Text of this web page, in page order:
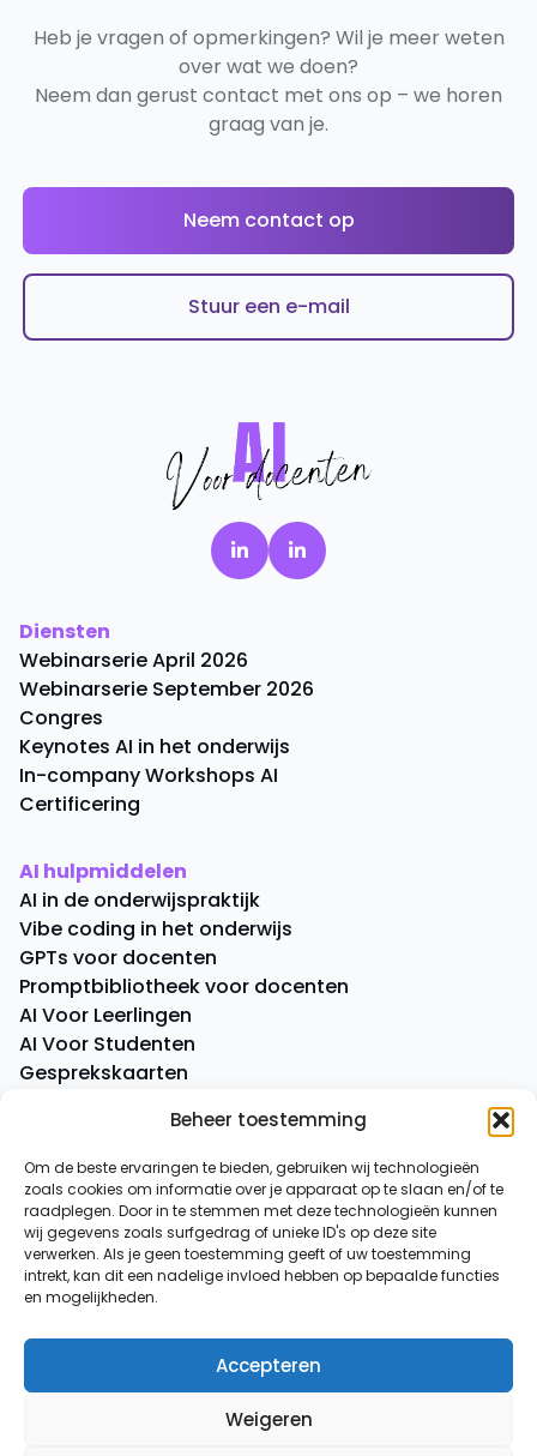
Beheer toestemming
Om de beste ervaringen te bieden, gebruiken wij technologieën
zoals cookies om informatie over je apparaat op te slaan en/of te
raadplegen. Door in te stemmen met deze technologieën kunnen
wij gegevens zoals surfgedrag of unieke ID's op deze site
verwerken. Als je geen toestemming geeft of uw toestemming
intrekt, kan dit een nadelige invloed hebben op bepaalde functies
en mogelijkheden.
Accepteren
Weigeren
Heb je vragen of opmerkingen? Wil je meer weten
over wat we doen?
Neem dan gerust contact met ons op – we horen
graag van je.
Neem contact op
Stuur een e-mail
Diensten
Webinarserie April 2026
Webinarserie September 2026
Congres
Keynotes AI in het onderwijs
In-company Workshops AI
Certificering
AI hulpmiddelen
AI in de onderwijspraktijk
Vibe coding in het onderwijs
GPTs voor docenten
Promptbibliotheek voor docenten
AI Voor Leerlingen
AI Voor Studenten
Gesprekskaarten
Overige
AI-spiekbriefje
AI-tussenuurtje
Over ons
Contact
AI voor Docenten